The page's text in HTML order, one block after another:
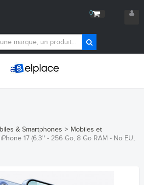
0
& Smartphones > Mobiles et
iPhone 17 (6.3'' - 256 Go, 8 Go RAM - No EU,